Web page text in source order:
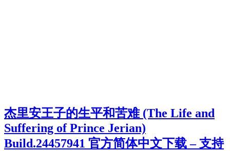
杰里安王子的生平和苦难 (The Life and
Suffering of Prince Jerian)
Build.24457941 官方简体中文下载 – 支持